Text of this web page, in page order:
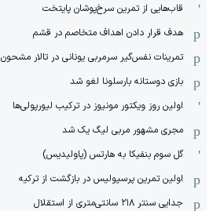
قاب‌هایی از تمرین سرخ‌پوشان پایتخت
هدف قرار دادن اهداف متخاصم در قشم
‏تمرینات نفس‌گیر سرمربی یونانی در تالار مشحون
بازی دوستانه بارسلونا لغو شد
اولین روز ویکتور مونیوز در ترکیب لیورپولی‌ها
مجری مشهور مربی لیگ یک شد
گل سوم بنفیکا به هارتس (پاولیدیس)
اولین تمرین پرسپولیس در بازگشت از ترکیه
جدایی سنتر ۲۱۸ سانتی‌متری از استقلال